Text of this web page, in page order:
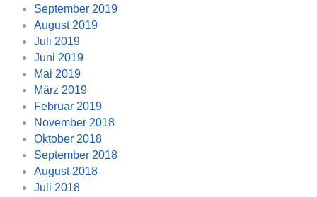
September 2019
August 2019
Juli 2019
Juni 2019
Mai 2019
März 2019
Februar 2019
November 2018
Oktober 2018
September 2018
August 2018
Juli 2018